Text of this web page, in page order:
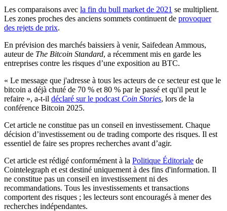
Les comparaisons avec la fin du bull market de 2021 se multiplient.
Les zones proches des anciens sommets continuent de provoquer
des rejets de prix.
En prévision des marchés baissiers à venir, Saifedean Ammous,
auteur de The Bitcoin Standard, a récemment mis en garde les
entreprises contre les risques d’une exposition au BTC.
« Le message que j'adresse à tous les acteurs de ce secteur est que le
bitcoin a déjà chuté de 70 % et 80 % par le passé et qu'il peut le
refaire », a-t-il déclaré sur le podcast Coin Stories, lors de la
conférence Bitcoin 2025.
Cet article ne constitue pas un conseil en investissement. Chaque
décision d’investissement ou de trading comporte des risques. Il est
essentiel de faire ses propres recherches avant d’agir.
Cet article est rédigé conformément à la Politique Éditoriale de
Cointelegraph et est destiné uniquement à des fins d'information. Il
ne constitue pas un conseil en investissement ni des
recommandations. Tous les investissements et transactions
comportent des risques ; les lecteurs sont encouragés à mener des
recherches indépendantes.